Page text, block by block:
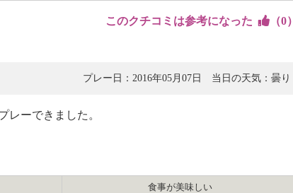
このクチコミは参考になった （0）
プレー日：2016年05月07日 当日の天気：曇り
レーできました。
食事が美味しい